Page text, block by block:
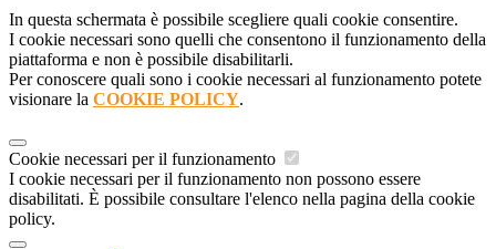
In questa schermata è possibile scegliere quali cookie consentire.
I cookie necessari sono quelli che consentono il funzionamento della
piattaforma e non è possibile disabilitarli.
Per conoscere quali sono i cookie necessari al funzionamento potete
visionare la COOKIE POLICY.
Cookie necessari per il funzionamento
I cookie necessari per il funzionamento non possono essere
disabilitati. È possibile consultare l'elenco nella pagina della cookie
policy.